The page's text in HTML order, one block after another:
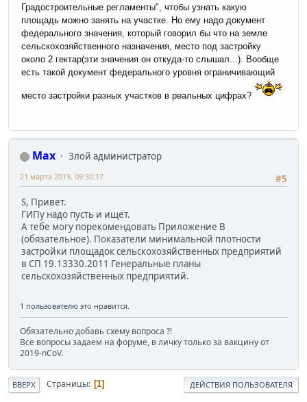
Градостроительные регламенты", чтобы узнать какую
площадь можно занять на участке. Но ему надо документ
федерального значения, который говорил бы что на земле
сельскохозяйственного назначения, место под застройку
около 2 гектар(эти значения он откуда-то слышал...). Вообще
есть такой документ федерального уровня ограничивающий
место застройки разных участков в реальных цифрах?
Max
Злой администратор
#5
21 марта 2019, 09:30:17
S, Привет.
ГИПу надо пусть и ищет.
А тебе могу порекомендовать Приложение В
(обязательное). Показатели минимальной плотности
застройки площадок сельскохозяйственных предприятий
в СП 19.13330.2011 Генеральные планы
сельскохозяйственных предприятий.
1 пользователю это нравится.
Обязательно добавь схему вопроса ?!
Все вопросы задаем на форуме, в личку только за вакцину от
2019-nCoV.
ВВЕРХ Страницы 1 ДЕЙСТВИЯ ПОЛЬЗОВАТЕЛЯ